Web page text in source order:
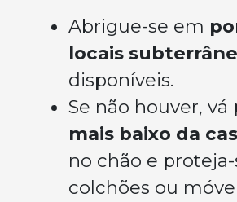
Abrigue-se em
locais
disponíveis.
Se não houver, vá
mais baixo da
no chão e
colchões ou